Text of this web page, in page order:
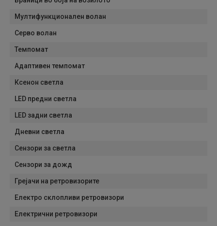
Мултифункционален волан
Серво волан
Темпомат
Адаптивен темпомат
Ксенон светла
LED предни светла
LED задни светла
Дневни светла
Сензори за светла
Сензори за дожд
Грејачи на ретровизорите
Електро склопливи ретровизори
Електрични ретровизори